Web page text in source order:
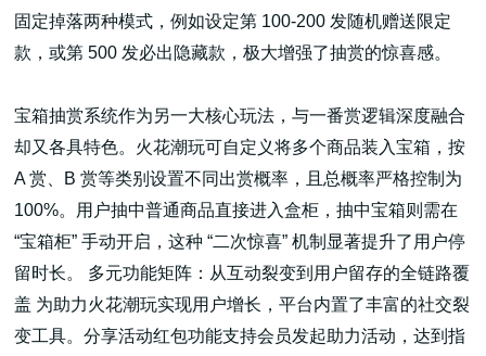
固定掉落两种模式，例如设定第 100-200 发随机赠送限定
款，或第 500 发必出隐藏款，极大增强了抽赏的惊喜感。
宝箱抽赏系统作为另一大核心玩法，与一番赏逻辑深度融合
却又各具特色。火花潮玩可自定义将多个商品装入宝箱，按
A 赏、B 赏等类别设置不同出赏概率，且总概率严格控制为
100%。用户抽中普通商品直接进入盒柜，抽中宝箱则需在
“宝箱柜” 手动开启，这种 “二次惊喜” 机制显著提升了用户停
留时长。 多元功能矩阵：从互动裂变到用户留存的全链路覆
盖 为助力火花潮玩实现用户增长，平台内置了丰富的社交裂
变工具。分享活动红包功能支持会员发起助力活动，达到指